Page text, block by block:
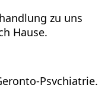
zu uns
Hause.
Psychiatrie.